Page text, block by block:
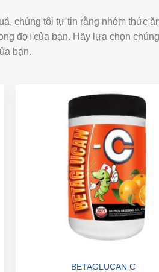
chúng tôi tự tin rằng nhóm thức
đợi của bạn. Hãy lựa chọn
bạn.
BETAGLUCAN C